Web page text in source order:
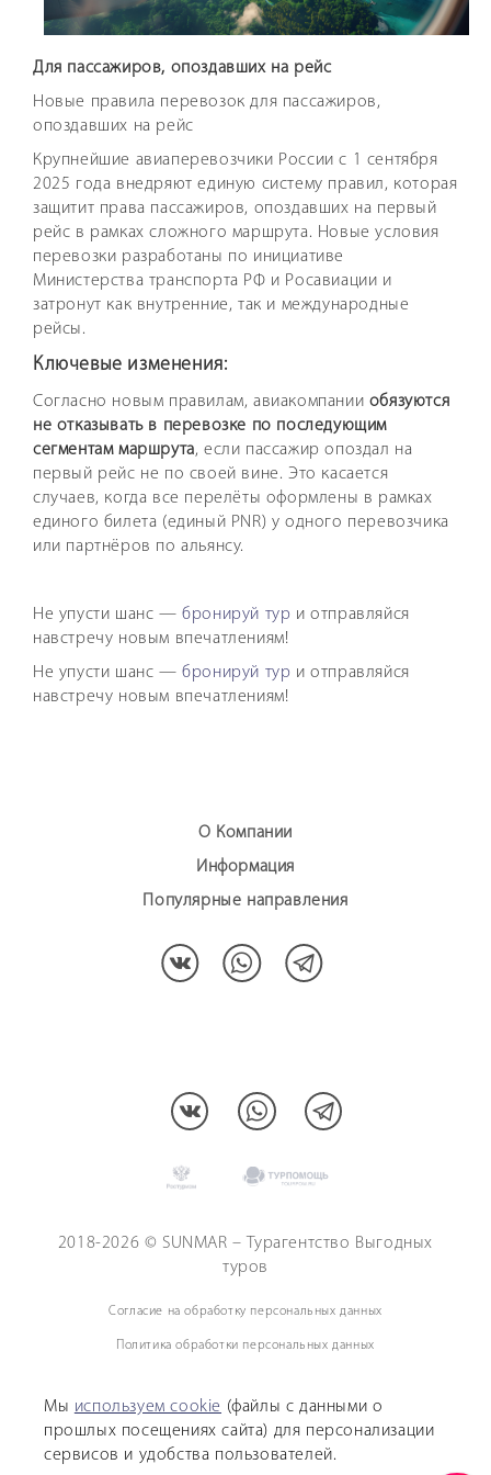
Для пассажиров, опоздавших на рейс
Новые правила перевозок для пассажиров,
опоздавших на рейс
Крупнейшие авиаперевозчики России с 1 сентября
2025 года внедряют единую систему правил, которая
защитит права пассажиров, опоздавших на первый
рейс в рамках сложного маршрута. Новые условия
перевозки разработаны по инициативе
Министерства транспорта РФ и Росавиации и
затронут как внутренние, так и международные
рейсы.
Ключевые изменения:
Согласно новым правилам, авиакомпании обязуются
не отказывать в перевозке по последующим
сегментам маршрута, если пассажир опоздал на
первый рейс не по своей вине. Это касается
случаев, когда все перелёты оформлены в рамках
единого билета (единый PNR) у одного перевозчика
или партнёров по альянсу.
Не упусти шанс —бронируй тур и отправляйся
навстречу новым впечатлениям!
Не упусти шанс —бронируй тур и отправляйся
навстречу новым впечатлениям!
О Компании
Информация
Популярные направления
2018-2026 © SUNMAR – Турагентство Выгодных
туров
Согласие на обработку персональных данных
Политика обработки персональных данных
и не является официальным сайтом Туроператора Sunmar
Сейчас на сайте 157 гостей и нет пользователей
Мы используем cookie (файлы с данными о
прошлых посещениях сайта) для персонализации
сервисов и удобства пользователей.